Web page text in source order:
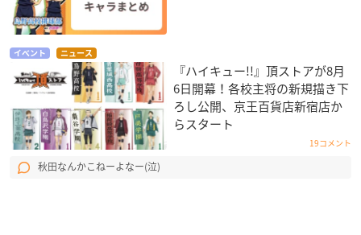
イベント ニュース
『ハイキュー!!』頂ストアが8月
6日開幕！各校主将の新規描き下
ろし公開、京王百貨店新宿店か
らスタート
19コメント
秋田なんかこねーよなー(泣)